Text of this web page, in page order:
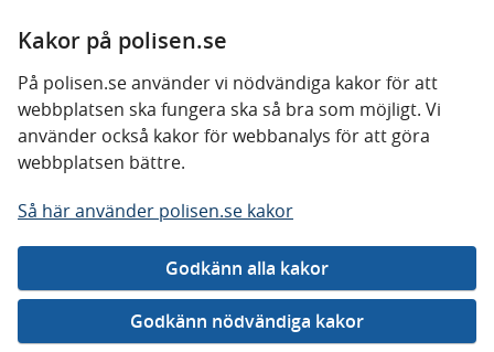
Kakor på polisen.se
På polisen.se använder vi nödvändiga kakor för att
webbplatsen ska fungera ska så bra som möjligt. Vi
använder också kakor för webbanalys för att göra
webbplatsen bättre.
Så här använder polisen.se kakor